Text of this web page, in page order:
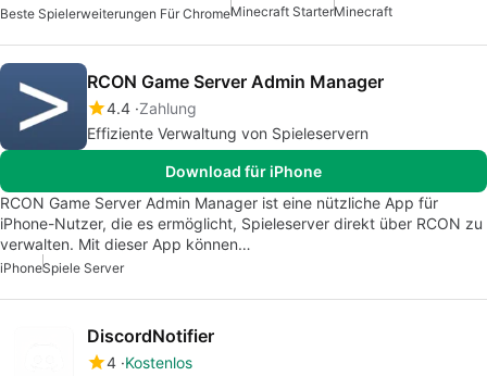
Beste Spielerweiterungen Für ChromeMinecraft StarterMinecraft
RCON Game Server Admin Manager
4.4 Zahlung
Effiziente Verwaltung von Spieleservern
Download für iPhone
RCON Game Server Admin Manager ist eine nützliche App für
iPhone-Nutzer, die es ermöglicht, Spieleserver direkt über RCON zu
verwalten. Mit dieser App können…
iPhoneSpiele Server
DiscordNotifier
4 Kostenlos